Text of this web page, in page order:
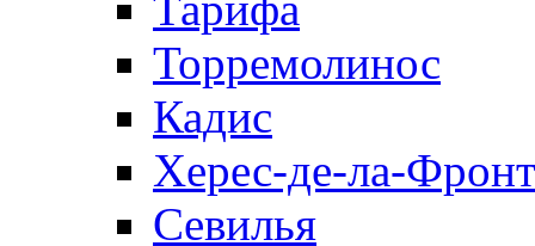
Торремолинос
Кадис
Херес-де-ла-
Севилья